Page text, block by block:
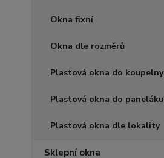
Okna fixní
Okna dle rozměrů
Plastová okna do koupelny
Plastová okna do
Plastová okna dle lokality
Sklepní okna